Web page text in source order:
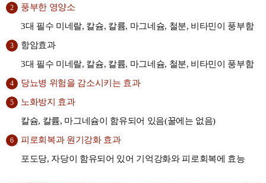
2
풍부한 영양소
3대 필수 미네랄, 칼슘, 칼륨, 마그네슘, 철분, 비타민이 풍부함
3
항암효과
3대 필수 미네랄, 칼슘, 칼륨, 마그네슘, 철분, 비타민이 풍부함
4 당뇨병 위험을 감소시키는 효과
5
노화방지 효과
칼슘, 칼륨, 마그네슘이 함유되어 있음(꿀에는 없음)
6
피로회복과 원기강화 효과
포도당, 자당이 함유되어 있어 기억강화와 피로회복에 효능